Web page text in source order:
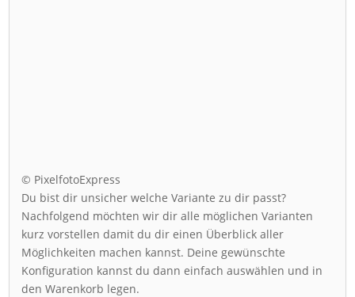
© PixelfotoExpress
Du bist dir unsicher welche Variante zu dir passt?
Nachfolgend möchten wir dir alle möglichen Varianten
kurz vorstellen damit du dir einen Überblick aller
Möglichkeiten machen kannst. Deine gewünschte
Konfiguration kannst du dann einfach auswählen und in
den Warenkorb legen.